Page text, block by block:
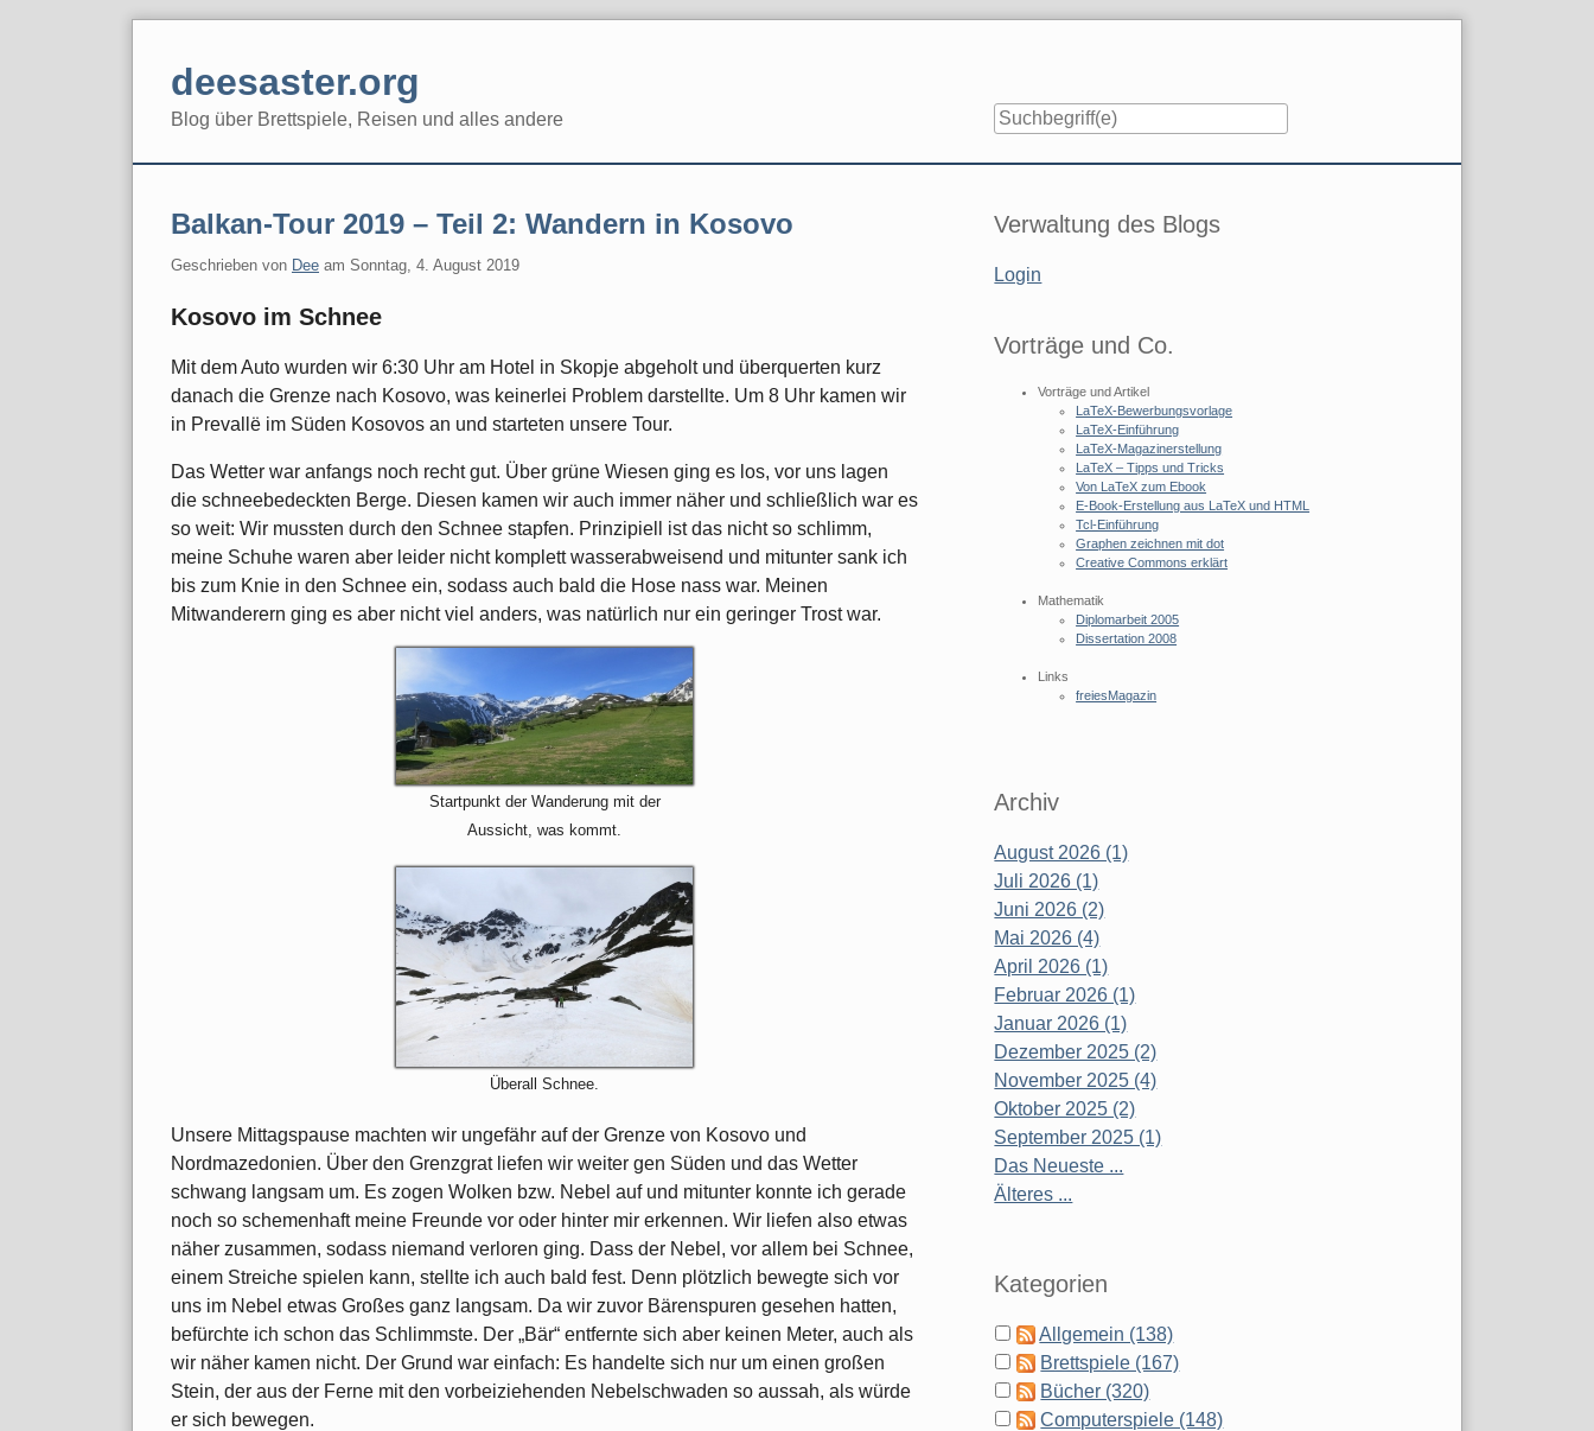
deesaster.org
Blog über Brettspiele, Reisen und alles andere
Balkan-Tour 2019 – Teil 2: Wandern in Kosovo
Geschrieben von Dee am Sonntag, 4. August 2019
Kosovo im Schnee
Mit dem Auto wurden wir 6:30 Uhr am Hotel in Skopje abgeholt und überquerten kurz
danach die Grenze nach Kosovo, was keinerlei Problem darstellte. Um 8 Uhr kamen wir
in Prevallë im Süden Kosovos an und starteten unsere Tour.
Das Wetter war anfangs noch recht gut. Über grüne Wiesen ging es los, vor uns lagen
die schneebedeckten Berge. Diesen kamen wir auch immer näher und schließlich war es
so weit: Wir mussten durch den Schnee stapfen. Prinzipiell ist das nicht so schlimm,
meine Schuhe waren aber leider nicht komplett wasserabweisend und mitunter sank ich
bis zum Knie in den Schnee ein, sodass auch bald die Hose nass war. Meinen
Mitwanderern ging es aber nicht viel anders, was natürlich nur ein geringer Trost war.
Startpunkt der Wanderung mit der
Aussicht, was kommt.
Überall Schnee.
Unsere Mittagspause machten wir ungefähr auf der Grenze von Kosovo und
Nordmazedonien. Über den Grenzgrat liefen wir weiter gen Süden und das Wetter
schwang langsam um. Es zogen Wolken bzw. Nebel auf und mitunter konnte ich gerade
noch so schemenhaft meine Freunde vor oder hinter mir erkennen. Wir liefen also etwas
näher zusammen, sodass niemand verloren ging. Dass der Nebel, vor allem bei Schnee,
einem Streiche spielen kann, stellte ich auch bald fest. Denn plötzlich bewegte sich vor
uns im Nebel etwas Großes ganz langsam. Da wir zuvor Bärenspuren gesehen hatten,
befürchte ich schon das Schlimmste. Der „Bär“ entfernte sich aber keinen Meter, auch als
wir näher kamen nicht. Der Grund war einfach: Es handelte sich nur um einen großen
Stein, der aus der Ferne mit den vorbeiziehenden Nebelschwaden so aussah, als würde
er sich bewegen.
Seitenleiste
Verwaltung des Blogs
Login
Vorträge und Co.
Vorträge und Artikel
LaTeX-Bewerbungsvorlage
LaTeX-Einführung
LaTeX-Magazinerstellung
LaTeX – Tipps und Tricks
Von LaTeX zum Ebook
E-Book-Erstellung aus LaTeX und HTML
Tcl-Einführung
Graphen zeichnen mit dot
Creative Commons erklärt
Mathematik
Diplomarbeit 2005
Dissertation 2008
Links
freiesMagazin
Archiv
August 2026 (1)
Juli 2026 (1)
Juni 2026 (2)
Mai 2026 (4)
April 2026 (1)
Februar 2026 (1)
Januar 2026 (1)
Dezember 2025 (2)
November 2025 (4)
Oktober 2025 (2)
September 2025 (1)
Das Neueste ...
Älteres ...
Kategorien
Allgemein (138)
Brettspiele (167)
Bücher (320)
Computerspiele (148)